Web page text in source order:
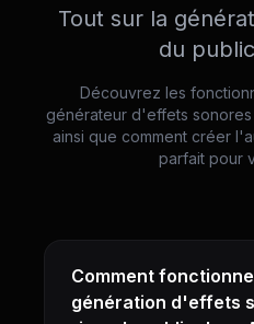
Tout sur la
du
Découvrez les
générateur d'effets
ainsi que comment créer
parfait pour
Comment
génération d'effets